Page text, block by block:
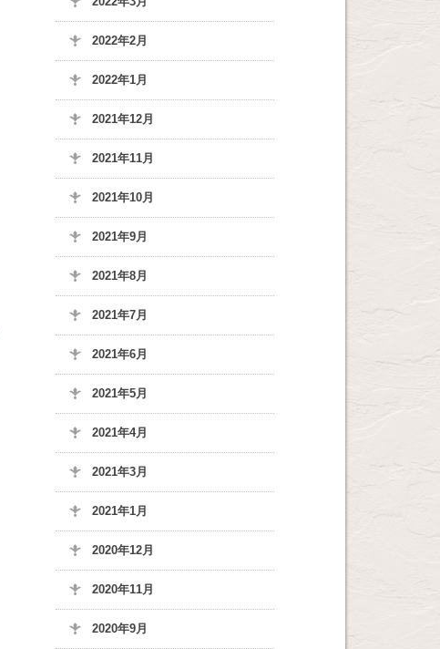
2022年2月
2022年1月
2021年12月
2021年11月
2021年10月
2021年9月
2021年8月
2021年7月
2021年6月
2021年5月
2021年4月
2021年3月
2021年1月
2020年12月
2020年11月
2020年9月